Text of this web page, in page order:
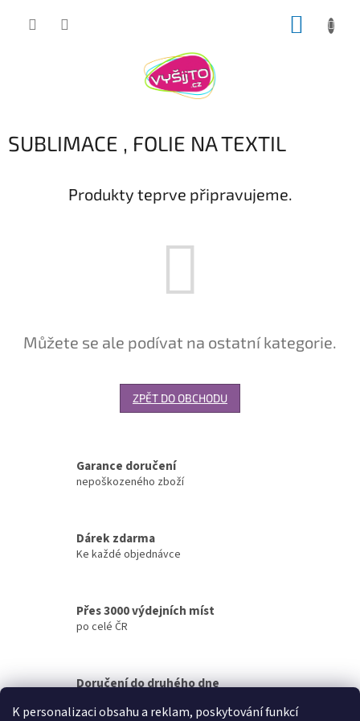
K personalizaci obsahu a reklam, poskytování funkcí
SUBLIMACE , FOLIE NA TEXTIL
Produkty teprve připravujeme.
Můžete se ale podívat na ostatní kategorie.
ZPĚT DO OBCHODU
Garance doručení
nepoškozeného zboží
Dárek zdarma
Ke každé objednávce
Přes 3000 výdejních míst
po celé ČR
Doručení do druhého dne